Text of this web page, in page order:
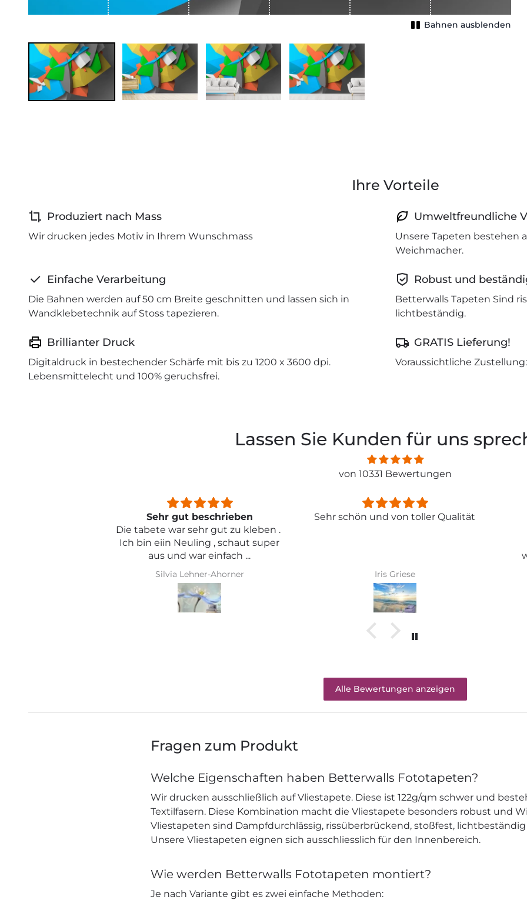
Bahnen ausblenden
Ihre Vorteile
Produziert nach Mass
Wir drucken jedes Motiv in Ihrem Wunschmass
Umweltfreundliche
Unsere Tapeten bestehen
Weichmacher.
Einfache Verarbeitung
Die Bahnen werden auf 50 cm Breite geschnitten und lassen sich in
Wandklebetechnik auf Stoss tapezieren.
Robust und
Betterwalls Tapeten Sind
lichtbeständig.
Brillianter Druck
Digitaldruck in bestechender Schärfe mit bis zu 1200 x 3600 dpi.
Lebensmittelecht und 100% geruchsfrei.
GRATIS Lieferung!
Voraussichtliche Zustellung:
Lassen Sie Kunden für uns
von 10331 Bewertungen
Sehr schön und von toller Qualität
Iris Griese
Entspricht genau meiner
Qualität .
Karin Bader
Alle Bewertungen anzeigen
Fragen zum Produkt
Welche Eigenschaften haben Betterwalls Fototapeten?
Wir drucken ausschließlich auf Vliestapete. Diese ist 122g/qm schwer und
Textilfasern. Diese Kombination macht die Vliestapete besonders robust und
Vliestapeten sind Dampfdurchlässig, rissüberbrückend, stoßfest, lichtbeständig
Unsere Vliestapeten eignen sich ausschliesslich für den Innenbereich.
Wie werden Betterwalls Fototapeten montiert?
Je nach Variante gibt es zwei einfache Methoden: